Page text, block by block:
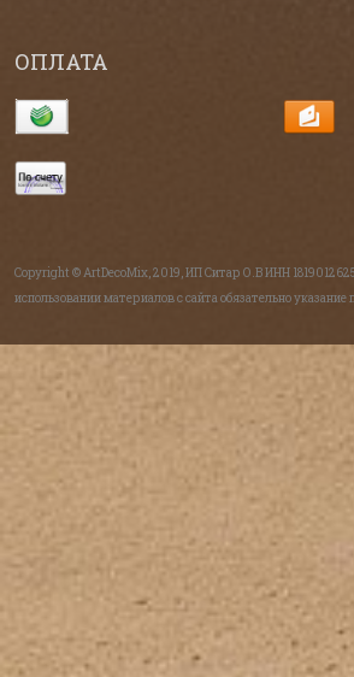
ОПЛАТА
Copyright © ArtDecoMix, 2019, ИП Ситар О.В ИНН
использовании материалов с сайта обязательно